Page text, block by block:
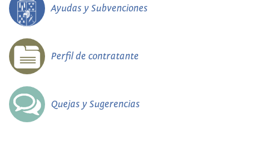
Ayudas y Subvenciones
Perfil de contratante
Quejas y Sugerencias